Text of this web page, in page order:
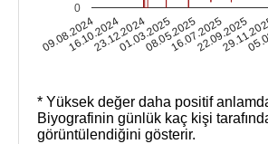
09.08.2024
16.10.202423.12.202401.03.202508.05.202516.07.202522.09.2025
0
* Yüksek değer daha positif
Biyografinin günlük kaç kişi
görüntülendiğini gösterir.